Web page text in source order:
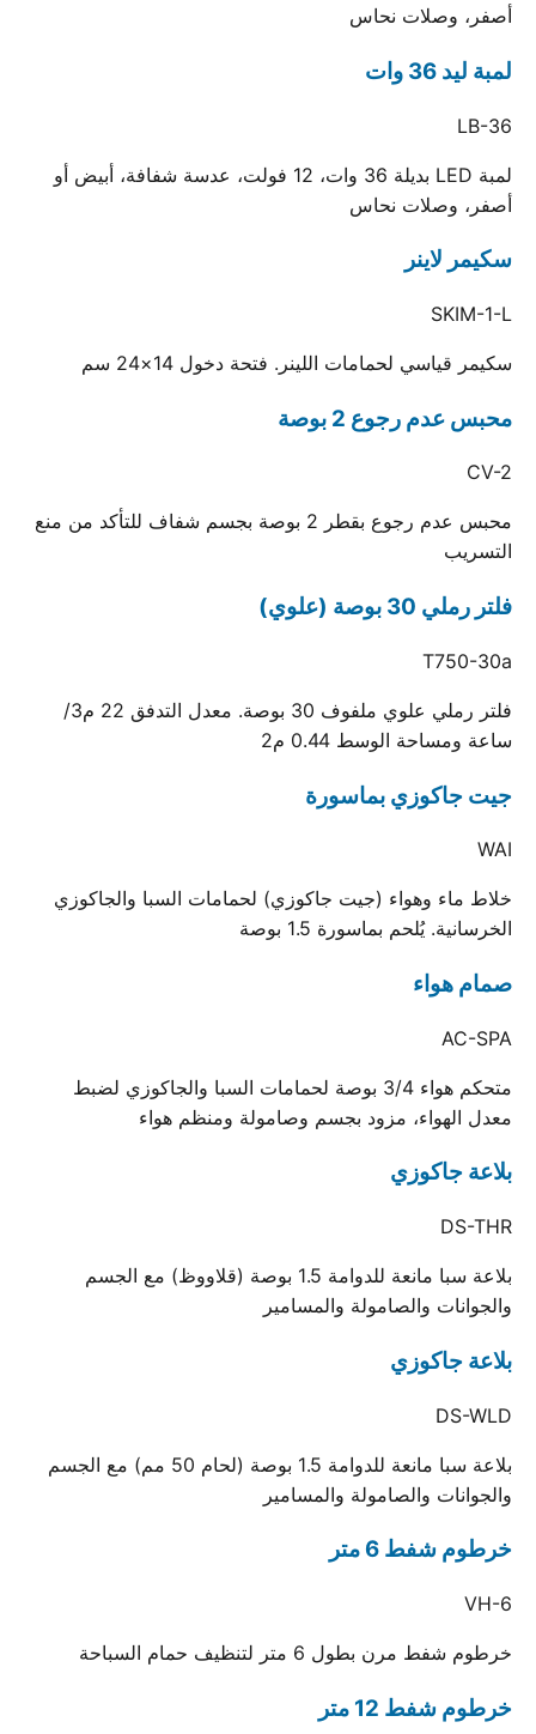
أصفر، وصلات نحاس
لمبة ليد 36 وات
LB-36
لمبة LED بديلة 36 وات، 12 فولت، عدسة شفافة، أبيض أو
أصفر، وصلات نحاس
سكيمر لاينر
SKIM-1-L
سكيمر قياسي لحمامات اللينر. فتحة دخول 14×24 سم
محبس عدم رجوع 2 بوصة
CV-2
محبس عدم رجوع بقطر 2 بوصة بجسم شفاف للتأكد من منع
التسريب
فلتر رملي 30 بوصة (علوي)
T750-30a
فلتر رملي علوي ملفوف 30 بوصة. معدل التدفق 22 م3/
ساعة ومساحة الوسط 0.44 م2
جيت جاكوزي بماسورة
WAI
خلاط ماء وهواء (جيت جاكوزي) لحمامات السبا والجاكوزي
الخرسانية. يُلحم بماسورة 1.5 بوصة
صمام هواء
AC-SPA
متحكم هواء 3/4 بوصة لحمامات السبا والجاكوزي لضبط
معدل الهواء، مزود بجسم وصامولة ومنظم هواء
بلاعة جاكوزي
DS-THR
بلاعة سبا مانعة للدوامة 1.5 بوصة (قلاووظ) مع الجسم
والجوانات والصامولة والمسامير
بلاعة جاكوزي
DS-WLD
بلاعة سبا مانعة للدوامة 1.5 بوصة (لحام 50 مم) مع الجسم
والجوانات والصامولة والمسامير
خرطوم شفط 6 متر
VH-6
خرطوم شفط مرن بطول 6 متر لتنظيف حمام السباحة
خرطوم شفط 12 متر